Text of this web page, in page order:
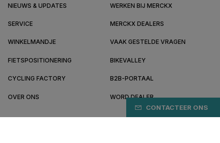
CONTACTEER ONS
NIEUWS & UPDATES WERKEN BIJ MERCKX
SERVICE MERCKX DEALERS
WINKELMANDJE VAAK GESTELDE VRAGEN
FIETSPOSITIONERING BIKEVALLEY
CYCLING FACTORY B2B-PORTAAL
OVER ONS WORD DEALER